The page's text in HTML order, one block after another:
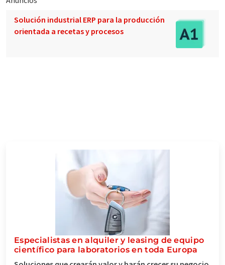
Solución industrial ERP para la producción
orientada a recetas y procesos
Especialistas en alquiler y leasing de equipo
científico para laboratorios en toda Europa